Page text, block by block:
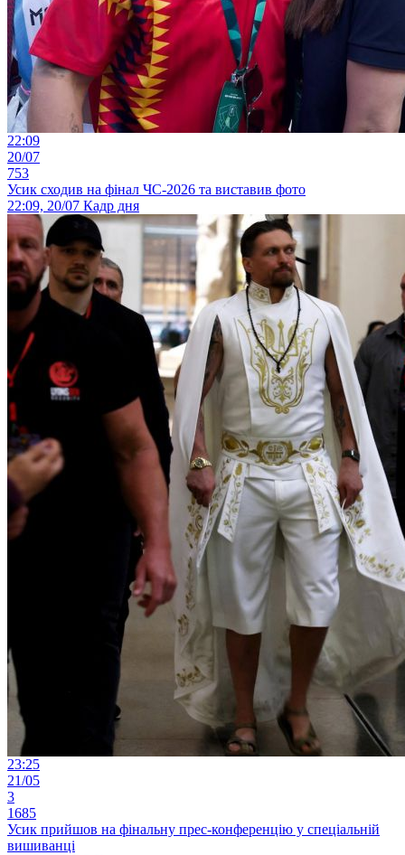
22:09
20/07
753
Усик сходив на фінал ЧС-2026 та виставив фото
22:09, 20/07 Кадр дня
23:25
21/05
3
1685
Усик прийшов на фінальну прес-конференцію у спеціальній
вишиванці